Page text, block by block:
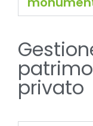
privato